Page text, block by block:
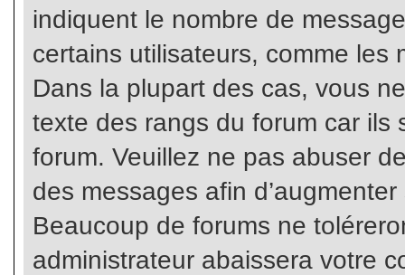
indiquent le nombre de
certains utilisateurs, comme les
Dans la plupart des cas, vous
texte des rangs du forum car ils
forum. Veuillez ne pas abuser
des messages afin
Beaucoup de forums ne
administrateur abaissera votre